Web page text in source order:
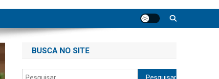
BUSCA NO SITE
Pesquisar